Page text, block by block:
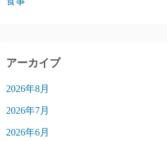
アーカイブ
2026年8月
2026年7月
2026年6月